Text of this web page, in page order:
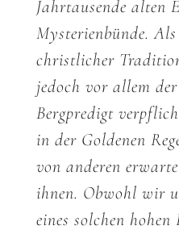
Jahrtausende alten
Mysterienbünde.
christlicher
jedoch vor allem
Bergpredigt
in der Goldenen
von anderen
ihnen. Obwohl wir
eines solchen